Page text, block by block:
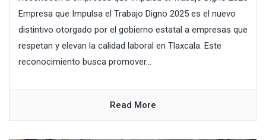
Empresa que Impulsa el Trabajo Digno 2025 es el nuevo
distintivo otorgado por el gobierno estatal a empresas que
respetan y elevan la calidad laboral en Tlaxcala. Este
reconocimiento busca promover...
Read More